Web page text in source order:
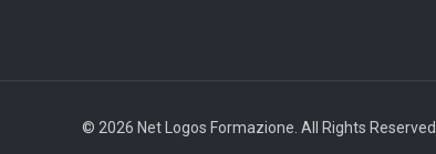
© 2026 Net Logos Formazione. All Rights Reserved.